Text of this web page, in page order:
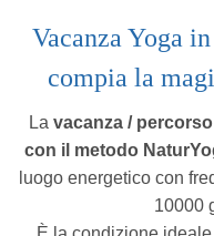
Vacanza Yoga
compia la
La vacanza /
con il metodo
luogo energetico con
10000